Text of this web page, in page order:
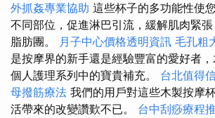
外抓姦專業協助 這些杯子的多功能性使
不同部位，促進淋巴引流，緩解肌肉緊
脂肪團。 月子中心價格透明資訊 毛孔粗
是按摩界的新手還是經驗豐富的愛好者
個人護理系列中的寶貴補充。 台北值得
母撥筋療法 我們的用戶對這些木製按摩
活帶來的改變讚歎不已。 台中刮痧療程